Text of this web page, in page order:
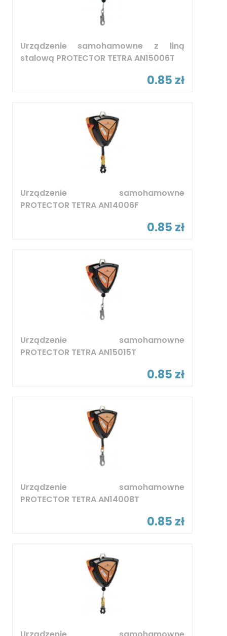
Urządzenie samohamowne z liną
stalową PROTECTOR TETRA AN15006T
0.85 zł
Urządzenie samohamowne
PROTECTOR TETRA AN14006F
0.85 zł
Urządzenie samohamowne
PROTECTOR TETRA AN15015T
0.85 zł
Urządzenie samohamowne
PROTECTOR TETRA AN14008T
0.85 zł